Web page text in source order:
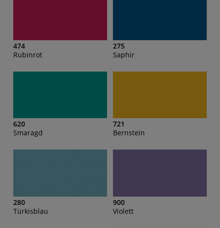
474
Rubinrot
275
Saphir
620
Smaragd
721
Bernstein
280
Türkisblau
900
Violett